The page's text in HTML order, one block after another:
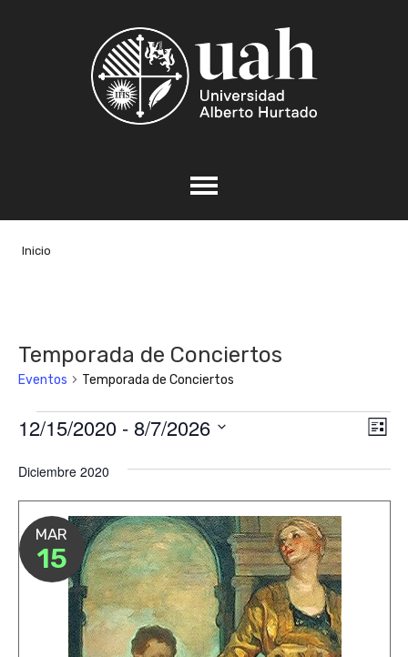
Inicio
Temporada de Conciertos
Eventos Temporada de Conciertos
Eventos
de
12/15/2020 - 8/7/2026
fecha.
Diciembre 2020
MAR
15